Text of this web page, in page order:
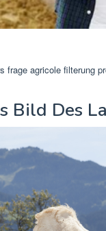
frage agricole filterung
Bild Des